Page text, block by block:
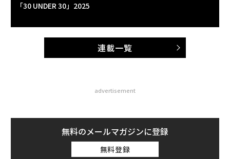
「30 UNDER 30」2025
連載一覧
advertisement
無料のメールマガジンに登録
無料登録